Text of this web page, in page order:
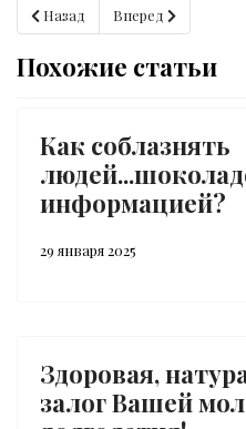
Предыдущий: Воздействие на
Назад Следующий: 30
Вперед
Похожие статьи
Как соблазнять
информацией?
29 января 2025
Здоровая,
залог Вашей